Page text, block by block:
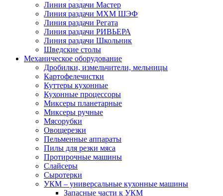
Линия раздачи Мастер
Линия раздачи МХМ ШЭФ
Линия раздачи Регата
Линия раздачи РИВЬЕРА
Линия раздачи Школьник
Шведские столы
Механическое оборудование
Дробилки, измельчители, мельницы
Картофелечистки
Куттеры кухонные
Кухонные процессоры
Миксеры планетарные
Миксеры ручные
Мясорубки
Овощерезки
Пельменные аппараты
Пилы для резки мяса
Протирочные машины
Слайсеры
Сыротерки
УКМ – универсальные кухонные машины
Запасные части к УКМ